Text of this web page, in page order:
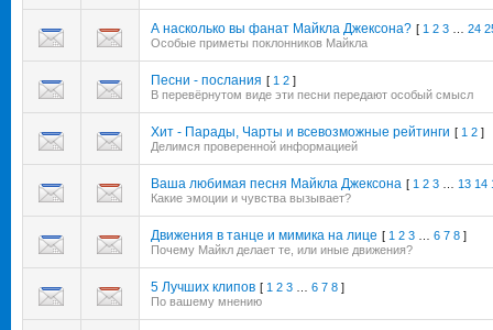
А насколько вы фанат Майкла Джексона? [ 1 2 3 24
Особые приметы поклонников Майкла
Песни - послания [ 1 2 ]
В перевёрнутом виде эти песни передают особый смысл
Хит - Парады, Чарты и всевозможные рейтинги [ 1 2 ]
Делимся проверенной информацией
Ваша любимая песня Майкла Джексона [ 1 2 3 13 14
Какие эмоции и чувства вызывает?
Движения в танце и мимика на лице [ 1 2 3 6 7 8 ]
Почему Майкл делает те, или иные движения?
5 Лучших клипов [ 1 2 3 6 7 8 ]
По вашему мнению